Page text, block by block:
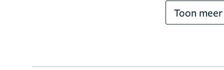
Toon